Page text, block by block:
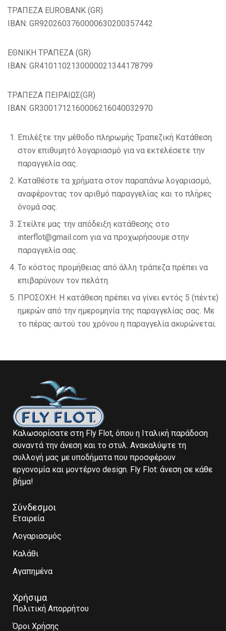
ΤΡΑΠΕΖΑ EUROBANK (GR)
IBAN: GR9202603760000630200357442
ΕΘΝΙΚΗ ΤΡΑΠΕΖΑ (GR)
IBAN: GR4101102130000021344178799
ΤΡΑΠΕΖΑ ΠΕΙΡΑΙΩΣ(GR)
IBAN: GR3001712160006216040032970
Επιλέξτε την μέθοδο πληρωμής Τραπεζική Κατάθεση
στον επιθυμητό λογαριασμό για να εκτελέσετε την
παραγγελία σας.
Καταθέστε τα χρήματα στον παραπάνω λογαριασμό,
αναφέροντας τον αριθμό παραγγελίας και το πλήρες
όνομά σας.
Στείλτε μας την απόδειξη κατάθεσης στο
interflot@gmail.com για να προχωρήσουμε στην
παραγγελία σας.
Το κόστος προμήθειας από άλλη τράπεζα πρέπει να
επιβαρύνουν τον πελάτη.
ΠΡΟΣΟΧΗ: Η κατάθεση πρέπει να γίνει εντός 5 (πέντε)
ημερών από την ημερομηνία της παραγγελίας σας. Με
το πέρας αυτού του χρόνου η παραγγελία ακυρώνεται.
Καλωσορίσατε στη Fly Flot, όπου η Ιταλική παράδοση
συναντά την άνεση και το στυλ. Ανακαλύψτε τη
συλλογή μας με υποδήματα που προσφέρουν
εργονομία και μοντέρνο design. Fly Flot: άνεση σε κάθε
βήμα!
Σύνδεσμοι
Εταιρεία
Λογαριασμός
Καλάθι
Αγαπημένα
Χρήσιμα
Πολιτική Απορρήτου
Όροι Χρήσης